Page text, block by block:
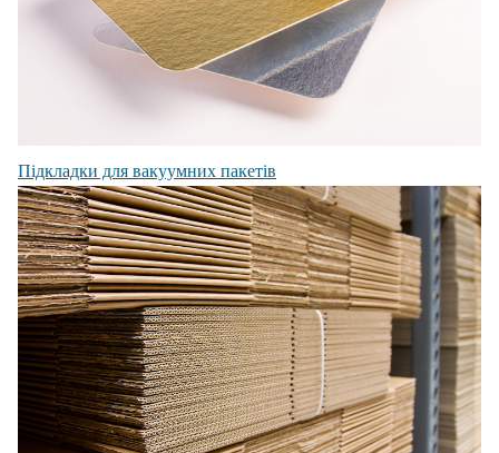
Підкладки для вакуумних пакетів